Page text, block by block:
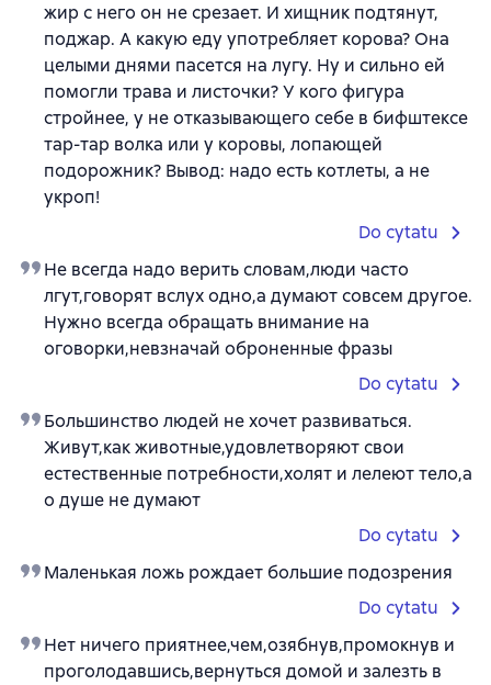
жир с него он не срезает. И хищник подтянут,
поджар. А какую еду употребляет корова? Она
целыми днями пасется на лугу. Ну и сильно ей
помогли трава и листочки? У кого фигура
стройнее, у не отказывающего себе в бифштексе
тар-тар волка или у коровы, лопающей
подорожник? Вывод: надо есть котлеты, а не
укроп!
Do cytatu
Не всегда надо верить словам,люди часто
лгут,говорят вслух одно,а думают совсем другое.
Нужно всегда обращать внимание на
оговорки,невзначай оброненные фразы
Do cytatu
Большинство людей не хочет развиваться.
Живут,как животные,удовлетворяют свои
естественные потребности,холят и лелеют тело,а
о душе не думают
Do cytatu
Маленькая ложь рождает большие подозрения
Do cytatu
Нет ничего приятнее,чем,озябнув,промокнув и
проголодавшись,вернуться домой и залезть в